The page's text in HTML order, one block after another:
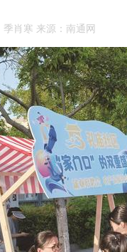
季肖寒 来源：南通网